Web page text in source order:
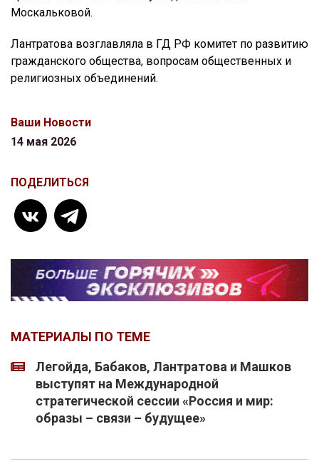
Москальковой.
Лантратова возглавляла в ГД РФ комитет по развитию
гражданского общества, вопросам общественных и
религиозных объединений.
Ваши Новости
14 мая 2026
ПОДЕЛИТЬСЯ
МАТЕРИАЛЫ ПО ТЕМЕ
Легойда, Бабаков, Лантратова и Машков
выступят на Международной
стратегической сессии «Россия и мир:
образы – связи – будущее»